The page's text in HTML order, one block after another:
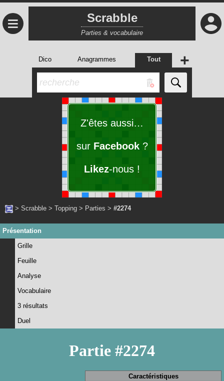
≡ Scrabble
Parties & vocabulaire
Dico Anagrammes Tout +
Z'êtes aussi…
sur Facebook?
Likez-nous !
> Scrabble > Topping > Parties > #2274
Présentation
Grille
Feuille
Analyse
Vocabulaire
3 résultats
Duel
Partie #2274
Caractéristiques